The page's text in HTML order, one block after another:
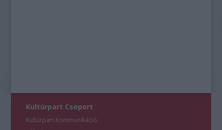
Kultúrpart Csoport
Kultúrpart Kommunikáció